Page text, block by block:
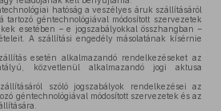
hatóság a veszélyes áruk szállításáról
tartozó géntechnológiával módosított szervezetek
esetében – e jogszabályokkal összhangban –
A szállítási engedély másolatának kísérnie
esetén alkalmazandó rendelkezéseket az
közvetlenül alkalmazandó jogi aktusa
szóló jogszabályok rendelkezései az
géntechnológiával módosított szervezetek és az